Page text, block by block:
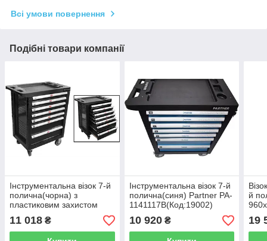
Всі умови повернення
Подібні товари компанії
Інструментальна візок 7-й
полична(чорна) з
пластиковим захистом
корпусу Rock Force RF-
1141117 (Код:15631)
11 018 ₴
Інструментальна візок 7-й
полична(синя) Partner PA-
1141117B(Код:19002)
10 920₴
й
19